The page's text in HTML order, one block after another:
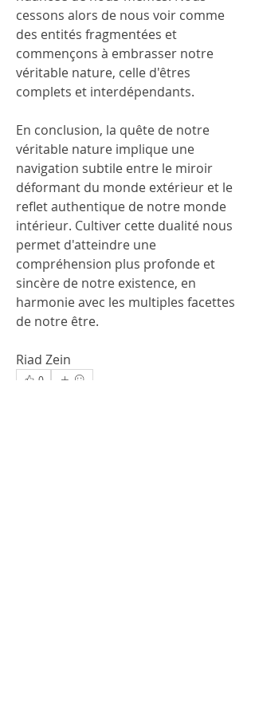
cessons alors de nous voir comme
des entités fragmentées et
commençons à embrasser notre
véritable nature, celle d'êtres
complets et interdépendants.
En conclusion, la quête de notre
véritable nature implique une
navigation subtile entre le miroir
déformant du monde extérieur et le
reflet authentique de notre monde
intérieur. Cultiver cette dualité nous
permet d'atteindre une
compréhension plus profonde et
sincère de notre existence, en
harmonie avec les multiples facettes
de notre être.
Riad Zein
0